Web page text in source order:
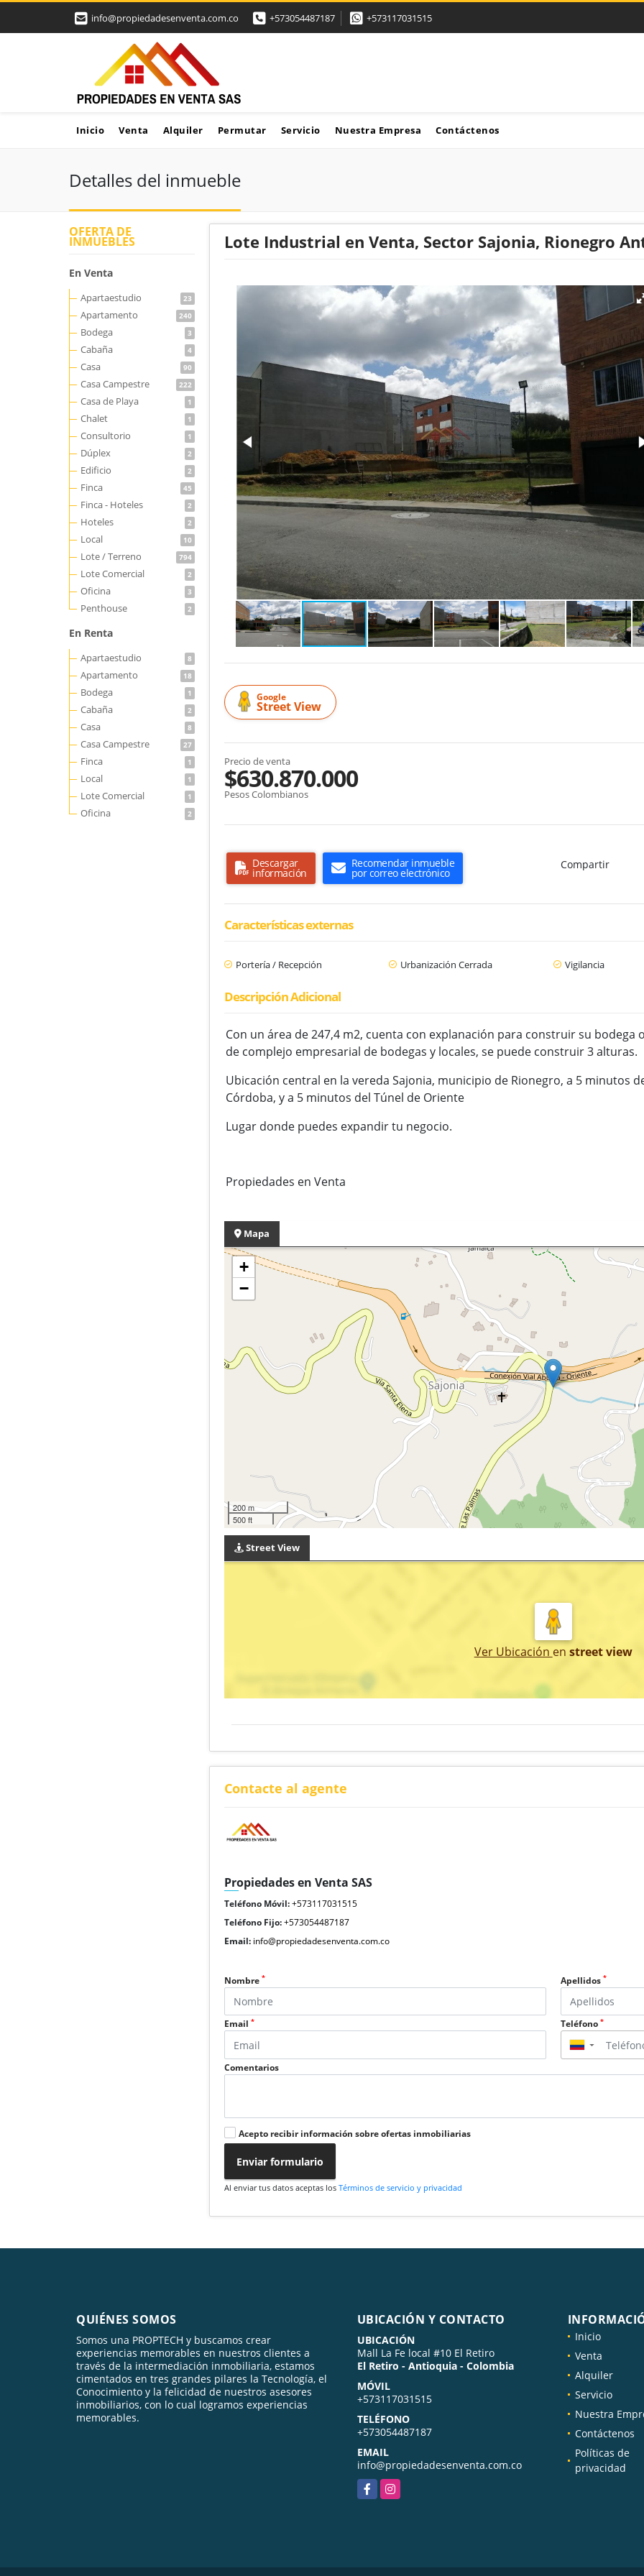
info@propiedadesenventa.com.co +573054487187 +573117031515
Inicio Venta Alquiler Permutar Servicio Nuestra Empresa Contáctenos
Detalles del inmueble
OFERTA DE
INMUEBLES
En Venta
Apartaestudio 23
Apartamento 240
Bodega 3
Cabaña 4
Casa 90
Casa Campestre 222
Casa de Playa 1
Chalet 1
Consultorio 1
Dúplex 2
Edificio 2
Finca 45
Finca - Hoteles 2
Hoteles 2
Local 10
Lote / Terreno 794
Lote Comercial 2
Oficina 3
Penthouse 2
En Renta
Apartaestudio 8
Apartamento 18
Bodega 1
Cabaña 2
Casa 8
Casa Campestre 27
Finca 1
Local 1
Lote Comercial 1
Oficina 2
Lote Industrial en Venta, Sector Sajonia, Rionegro
Google
Street View
Precio de venta
$630.870.000
Pesos Colombianos
Descargar
información
Recomendar inmueble
por correo electrónico
Compartir
Características externas
Portería / Recepción Urbanización Cerrada Vigilancia
Descripción Adicional
Con un área de 247,4 m2, cuenta con explanación para construir su
de complejo empresarial de bodegas y locales, se puede construir 3 alturas.
Ubicación central en la vereda Sajonia, municipio de Rionegro, a 5 minutos
Córdoba, y a 5 minutos del Túnel de Oriente
Lugar donde puedes expandir tu negocio.
Propiedades en Venta
Mapa
+
−
200 m
500 ft
Street View
Ver Ubicación en street view
Contacte al agente
Propiedades en Venta SAS
Teléfono Móvil:+573117031515
Teléfono Fijo:+573054487187
Email: info@propiedadesenventa.com.co
Nombre* Apellidos *
Email* Teléfono *
▼
Comentarios
Acepto recibir información sobre ofertas inmobiliarias
Enviar formulario
Al enviar tus datos aceptas losTérminos de servicio y privacidad
QUIÉNES SOMOS
Somos una PROPTECH y buscamos crear
experiencias memorables en nuestros clientes a
través de la intermediación inmobiliaria, estamos
cimentados en tres grandes pilares la Tecnología, el
Conocimiento y la felicidad de nuestros asesores
inmobiliarios, con lo cual logramos experiencias
memorables.
UBICACIÓN Y CONTACTO
UBICACIÓN
Mall La Fe local #10 El Retiro
El Retiro - Antioquia - Colombia
MÓVIL
+573117031515
TELÉFONO
+573054487187
EMAIL
info@propiedadesenventa.com.co
FacebookInstagram
Inicio
Venta
Alquiler
Servicio
Nuestra
Contáctenos
Políticas de
privacidad